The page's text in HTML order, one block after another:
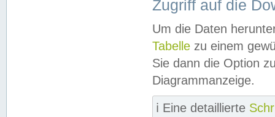
Zugriff auf die
Um die Daten
Tabelle zu einem
Sie dann die Option
Diagrammanzeige.
ℹ️ Eine detaillierte